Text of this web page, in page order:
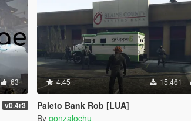
63
v0.4r3
4.45 15,461
Paleto Bank Rob [LUA]
By gonzalochu